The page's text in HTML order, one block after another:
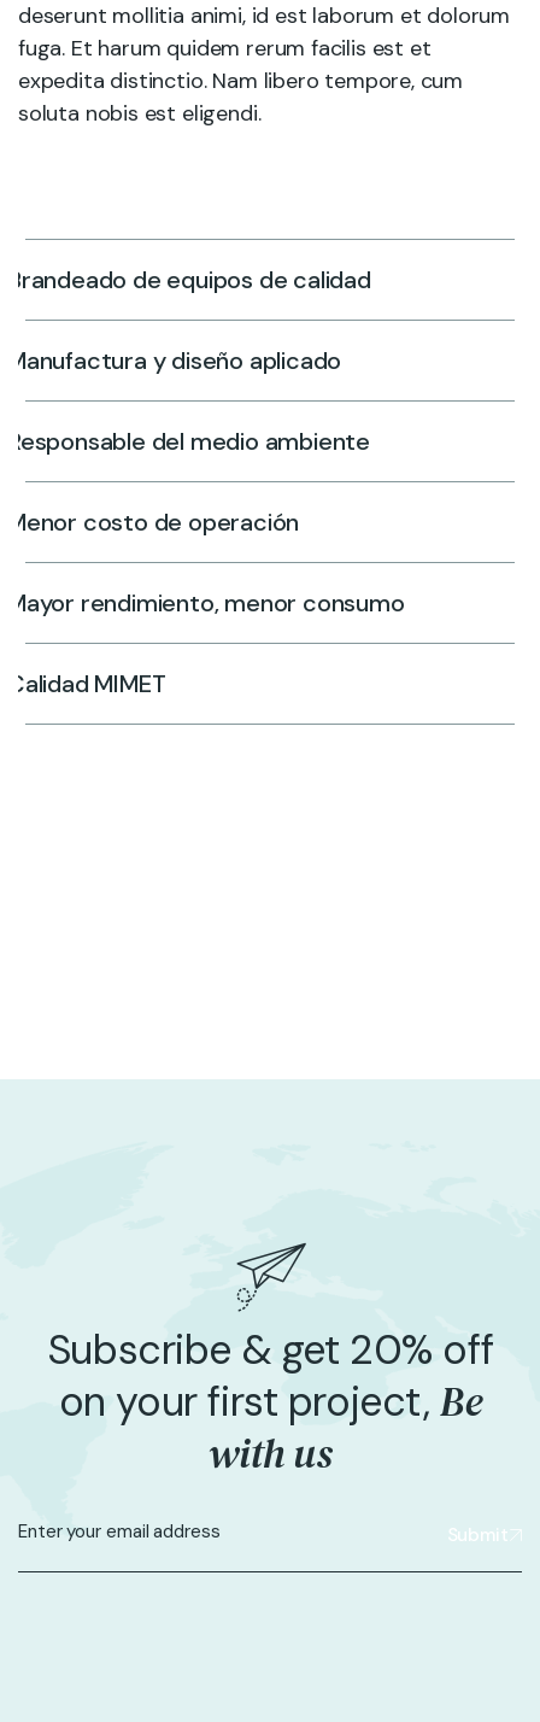
deserunt mollitia animi, id est laborum et dolorum
fuga. Et harum quidem rerum facilis est et
expedita distinctio. Nam libero tempore, cum
soluta nobis est eligendi.
Brandeado de equipos de calidad
Manufactura y diseño aplicado
Responsable del medio ambiente
Menor costo de operación
Mayor rendimiento, menor consumo
Calidad MIMET
Subscribe & get 20% off
on your first project,Be
with us
Submit